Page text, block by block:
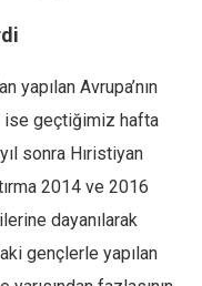
yapılan Avrupa’nın
ise geçtiğimiz hafta
sonra Hıristiyan
2014 ve 2016
dayanılarak
gençlerle yapılan